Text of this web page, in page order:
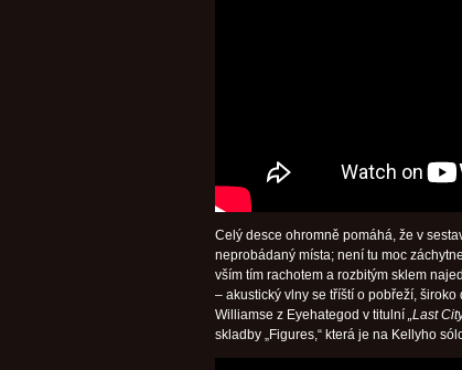
Celý desce ohromně pomáhá, že v
neprobádaný místa; není tu moc
vším tím rachotem a rozbitým sklem
– akustický vlny se tříští o pobřeží,
Williamse z Eyehategod v titulní „Last
skladby „Figures,“ která je na Kellyho